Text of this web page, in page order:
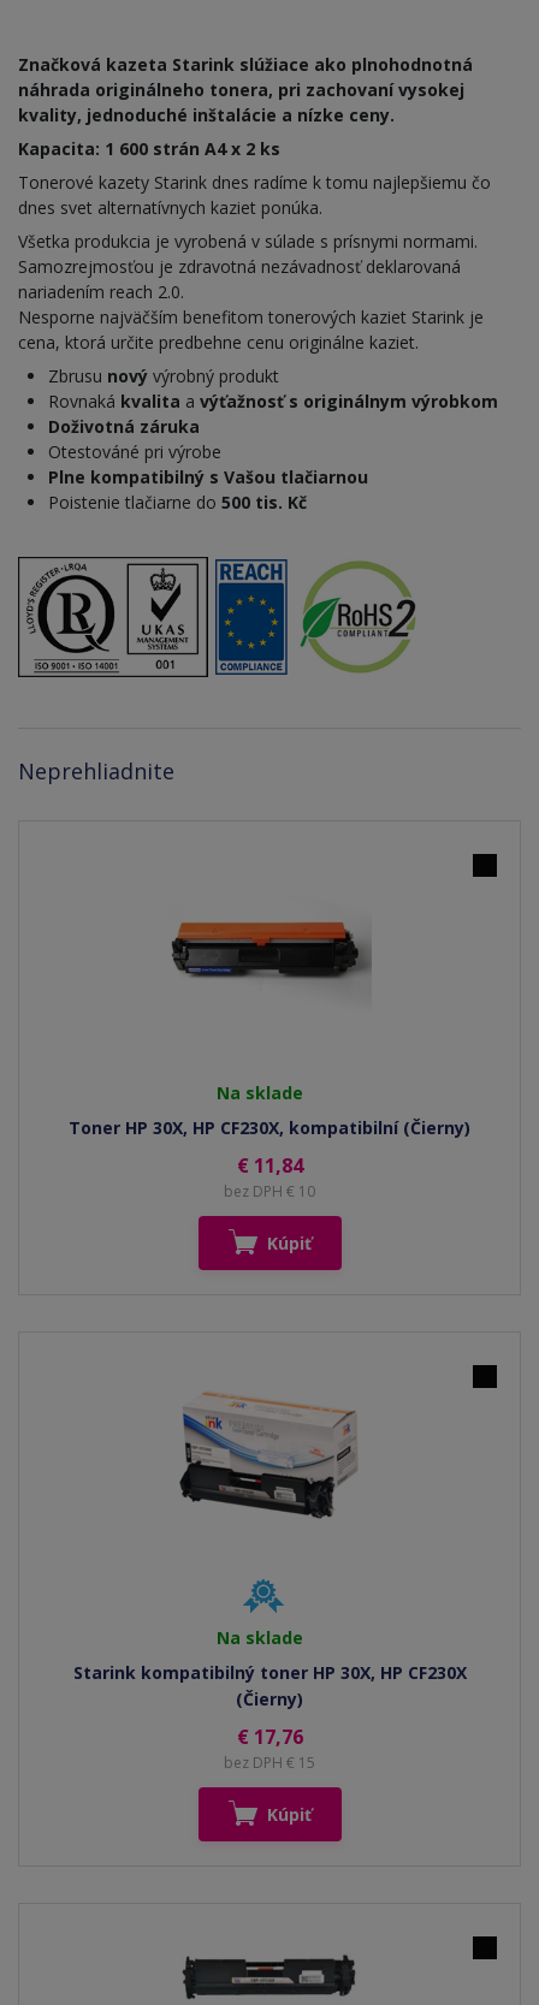
Značková kazeta Starink slúžiace ako plnohodnotná
náhrada originálneho tonera, pri zachovaní vysokej
kvality, jednoduché inštalácie a nízke ceny.
Kapacita: 1 600 strán A4 x 2 ks
Tonerové kazety Starink dnes radíme k tomu najlepšiemu čo
dnes svet alternatívnych kaziet ponúka.
Všetka produkcia je vyrobená v súlade s prísnymi normami.
Samozrejmosťou je zdravotná nezávadnosť deklarovaná
nariadením reach 2.0.
Nesporne najväčším benefitom tonerových kaziet Starink je
cena, ktorá určite predbehne cenu originálne kaziet.
Zbrusu nový výrobný produkt
Rovnaká kvalita a výťažnosť s originálnym výrobkom
Doživotná záruka
Otestováné pri výrobe
Plne kompatibilný s Vašou tlačiarnou
Poistenie tlačiarne do 500 tis. Kč
Neprehliadnite
Na sklade
Toner HP 30X, HP CF230X, kompatibilní (Čierny)
€ 11,84
bez DPH € 10
Kúpiť
Na sklade
Starink kompatibilný toner HP 30X, HP CF230X
(Čierny)
€ 17,76
bez DPH € 15
Kúpiť